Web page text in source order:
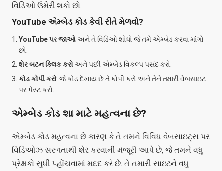
વિડિઓ ઉમેરી શકો છો.
YouTube એમ્બેડ કોડ કેવી રીતે મેળવો?
YouTube પર જાઓઅને તે વિડિઓ શોધો જે તમે એમ્બેડ કરવા માંગો
છો.
શેર બટન ક્લિક કરોઅને પછી એમ્બેડ વિકલ્પ પસંદ કરો.
કોડ કોપી કરો: જે કોડ દેખાય છે તે કોપી કરો અને તેને તમારી વેબસાઇટ
પર પેસ્ટ કરો.
એમ્બેડ કોડ શા માટે મહત્વના છે?
એમ્બેડ કોડ મહત્વના છે કારણ કે તે તમને વિવિધ વેબસાઇટ્સ પર
વિડિઓઝ સરળતાથી શેર કરવાની મંજૂરી આપે છે, જે તમને વધુ
પ્રેક્ષકો સુધી પહોંચવામાં મદદ કરે છે. તે તમારી સાઇટને વધુ